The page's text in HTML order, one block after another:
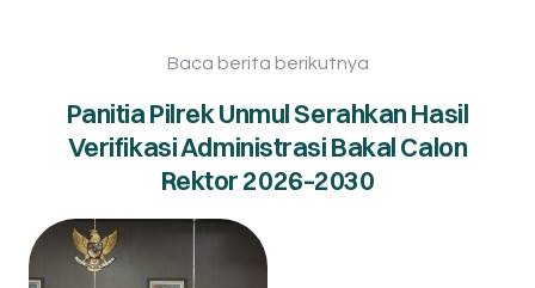
Baca berita berikutnya
Panitia Pilrek Unmul Serahkan Hasil
Verifikasi Administrasi Bakal Calon
Rektor 2026–2030